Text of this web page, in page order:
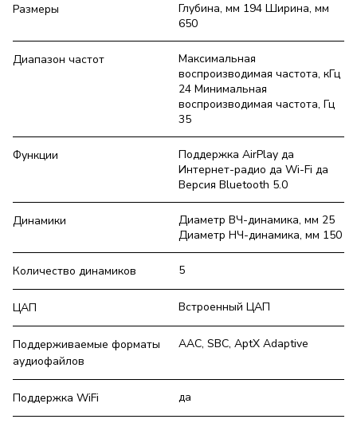
Размеры
Глубина, мм 194 Ширина, мм
650
Диапазон частот
Максимальная
воспроизводимая частота, кГц
24 Минимальная
воспроизводимая частота, Гц
35
Функции
Поддержка AirPlay да
Интернет-радио да Wi-Fi да
Версия Bluetooth 5.0
Динамики
Диаметр ВЧ-динамика, мм 25
Диаметр НЧ-динамика, мм 150
Количество динамиков 5
ЦАП Встроенный ЦАП
Поддерживаемые форматы
аудиофайлов
AAC, SBC, AptX Adaptive
Поддержка WiFi да